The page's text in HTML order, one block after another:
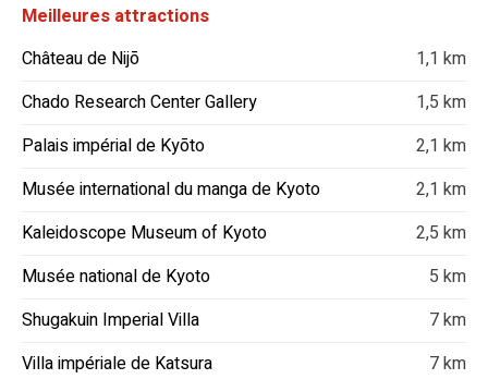
Meilleures attractions
Château de Nijō
1,1 km
Chado Research Center Gallery
1,5 km
Palais impérial de Kyōto
2,1 km
Musée international du manga de Kyoto
2,1 km
Kaleidoscope Museum of Kyoto
2,5 km
Musée national de Kyoto
5 km
Shugakuin Imperial Villa
7 km
Villa impériale de Katsura
7 km